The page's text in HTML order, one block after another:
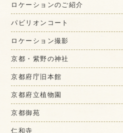
ロケーションのご紹介
パビリオンコート
ロケーション撮影
京都・紫野の神社
京都府庁旧本館
京都府立植物園
京都御苑
仁和寺